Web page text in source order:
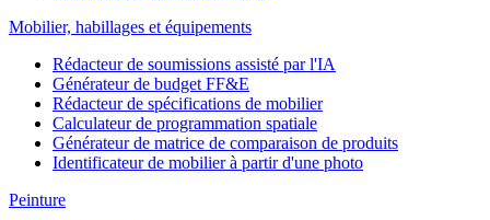
Mobilier, habillages et équipements
Rédacteur de soumissions assisté par l'IA
Générateur de budget FF&E
Rédacteur de spécifications de mobilier
Calculateur de programmation spatiale
Générateur de matrice de comparaison de produits
Identificateur de mobilier à partir d'une photo
Peinture